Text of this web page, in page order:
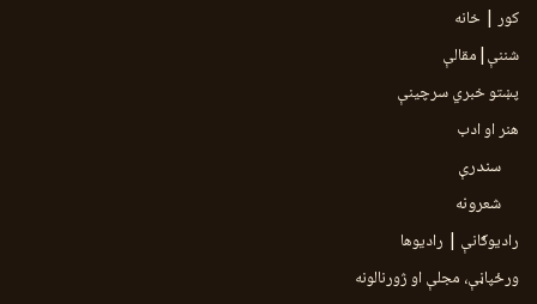
کور | خانه
شننې|مقالې
پښتو خبري سرچينې
هنر او ادب
سندرې
شعرونه
رادیوګانې | رادیوها
ورځپاڼې، مجلې او ژورنالونه